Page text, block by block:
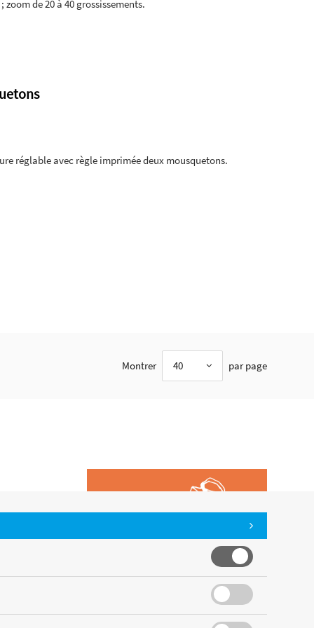
de 20 à 40 grossissements.
réglable avec règle imprimée deux mousquetons.
Montrer 40 par page